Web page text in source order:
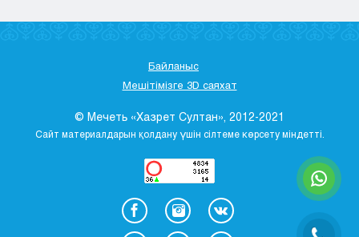
Байланыс
Мешітімізге 3D саяхат
© Мечеть «Хазрет Султан», 2012-2021
Сайт материалдарын қолдану үшін сілтеме көрсету міндетті.